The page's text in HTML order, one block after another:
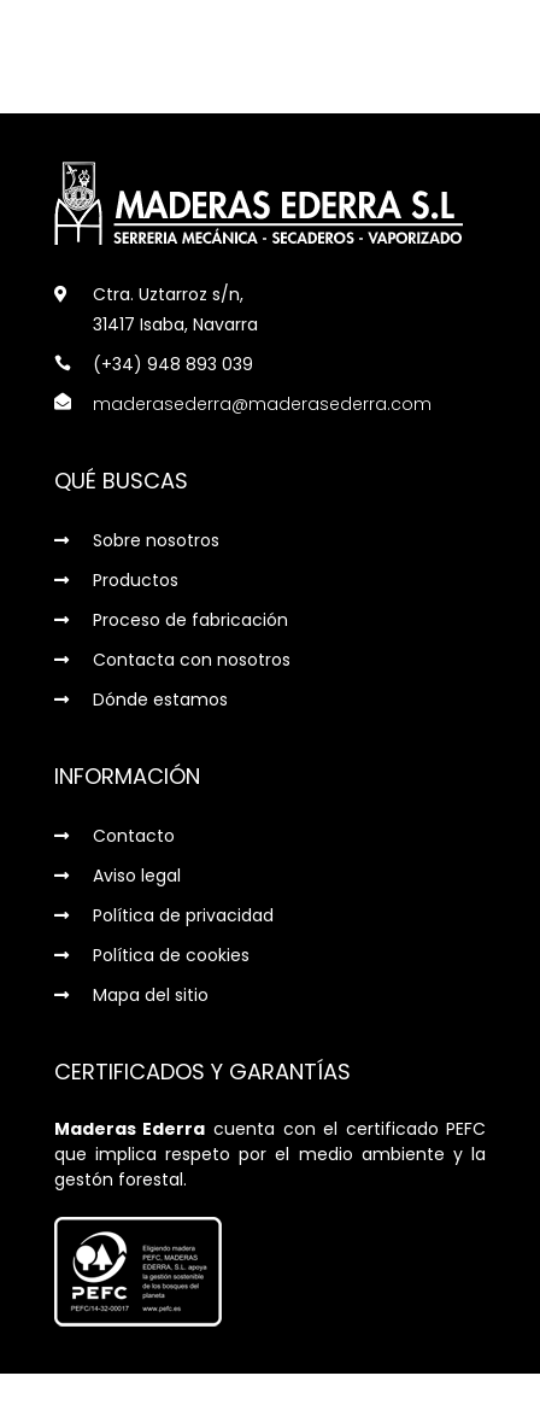

Ctra. Uztarroz s/n,
31417 Isaba, Navarra
 (+34) 948 893 039
 maderasederra@maderasederra.com
QUÉ BUSCAS
 Sobre nosotros
 Productos
 Proceso de fabricación
 Contacta con nosotros
 Dónde estamos
INFORMACIÓN
 Contacto
 Aviso legal
 Política de privacidad
 Política de cookies
 Mapa del sitio
CERTIFICADOS Y GARANTÍAS
Maderas Ederra cuenta con el certificado PEFC
que implica respeto por el medio ambiente y la
gestón forestal.